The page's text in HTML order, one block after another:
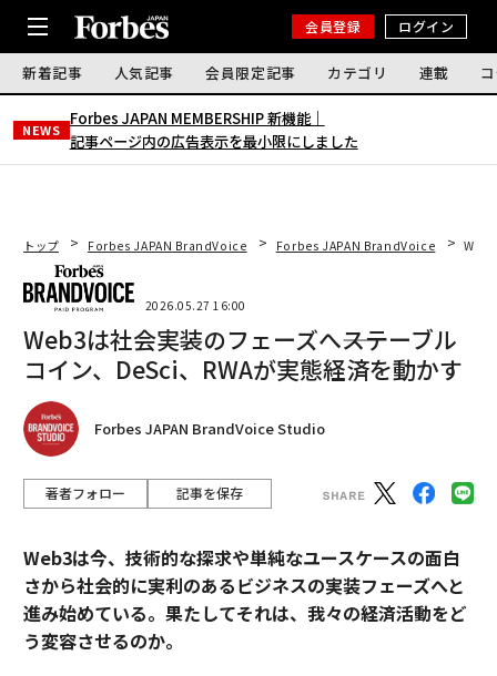
会員登録 ログイン
新着記事 人気記事 会員限定記事 カテゴリ 連載
NEWS
Forbes JAPAN MEMBERSHIP 新機能｜
記事ページ内の広告表示を最小限にしました
トップ Forbes JAPAN BrandVoice Forbes JAPAN BrandVoice
2026.05.27 16:00
Web3は社会実装のフェーズへ――ステーブル
コイン、DeSci、RWAが実態経済を動かす
Forbes JAPAN BrandVoice Studio
著者フォロー 記事を保存
Web3は今、技術的な探求や単純なユースケースの面白
さから社会的に実利のあるビジネスの実装フェーズへと
進み始めている。果たしてそれは、我々の経済活動をど
う変容させるのか。